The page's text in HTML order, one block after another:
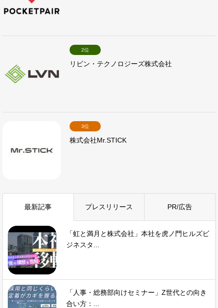
2位
リビン・テクノロジーズ株式会社
3位
株式会社Mr.STICK
最新記事 プレスリリース PR/広告
「虹と満月と株式会社」本社を虎ノ門ヒルズビ
ジネスタ...
「人事・総務部向けセミナー」Z世代との向き
合い方：...